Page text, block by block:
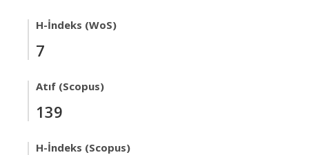
H-İndeks (WoS)
7
Atıf (Scopus)
139
H-İndeks (Scopus)